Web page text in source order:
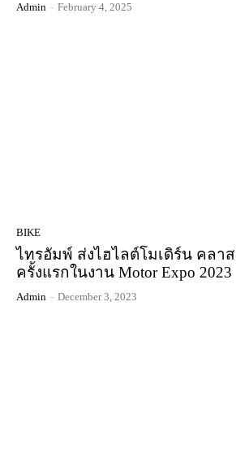
Admin - February 4, 2025
BIKE
ไทรอัมพ์ ส่งไฮไลต์โมเดิร์น คลา
ครั้งแรกในงาน Motor Expo 2023
Admin - December 3, 2023